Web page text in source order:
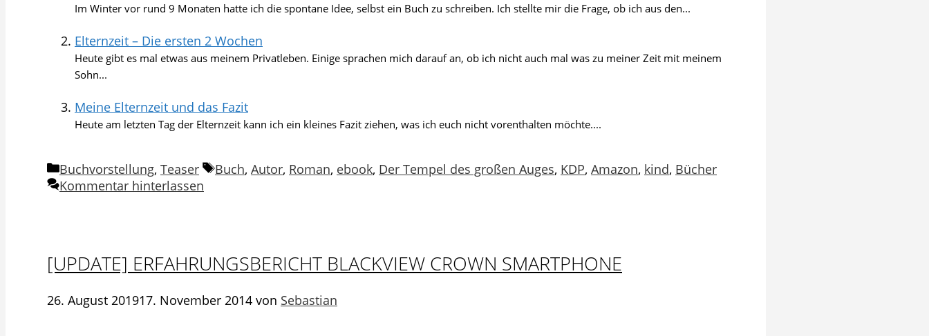
Im Winter vor rund 9 Monaten hatte ich die spontane Idee, selbst ein Buch zu schreiben. Ich stellte mir die Frage, ob ich aus den...
Elternzeit – Die ersten 2 Wochen
Heute gibt es mal etwas aus meinem Privatleben. Einige sprachen mich darauf an, ob ich nicht auch mal was zu meiner Zeit mit meinem
Sohn...
Meine Elternzeit und das Fazit
Heute am letzten Tag der Elternzeit kann ich ein kleines Fazit ziehen, was ich euch nicht vorenthalten möchte....
Kategorien
Buchvorstellung, Teaser Schlagwörter
Buch, Autor, Roman, ebook, Der Tempel des großen Auges, KDP, Amazon, kind, Bücher
Kommentar hinterlassen
[UPDATE] ERFAHRUNGSBERICHT BLACKVIEW CROWN SMARTPHONE
26. August 201917. November 2014 von Sebastian